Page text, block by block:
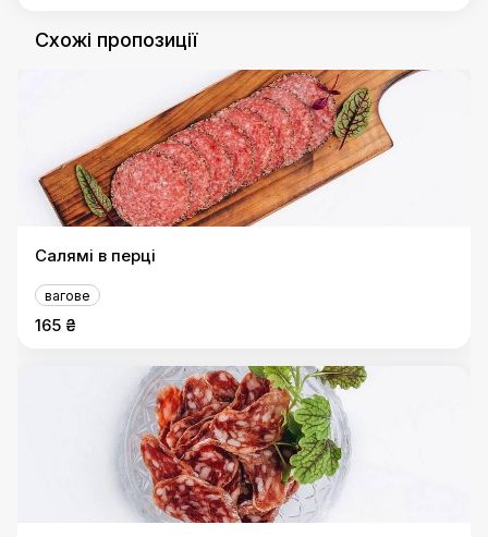
Схожі пропозиції
Салямі в перці
вагове
165 ₴